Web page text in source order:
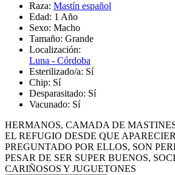
Raza: Mastín español
Edad: 1 Año
Sexo: Macho
Tamaño: Grande
Localización:
Luna - Córdoba
Esterilizado/a: Sí
Chip: Sí
Desparasitado: Sí
Vacunado: Sí
HERMANOS, CAMADA DE
EL REFUGIO DESDE QUE
PREGUNTADO POR ELLOS, SON
PESAR DE SER SUPER BUENOS,
CARIÑOSOS Y JUGUETONES